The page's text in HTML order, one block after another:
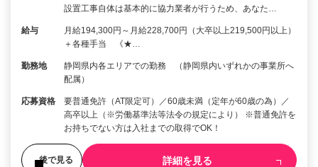
設置工事自体は基本的に協力業者が行うため、あなた…
給与
月給194,300円～月給228,700円（大卒以上219,500円以上）
＋各種手当 《★…
勤務地
静岡県内各エリアでの勤務 （静岡県内いずれかの事業所へ
配属）
応募資格
要普通免許（AT限定可）／60歳未満（定年が60歳の為）／
高卒以上（※労働基準法等法令の規定により） ※普通免許を
お持ちでない方は入社までの取得でOK！
後で見る 詳細を見る